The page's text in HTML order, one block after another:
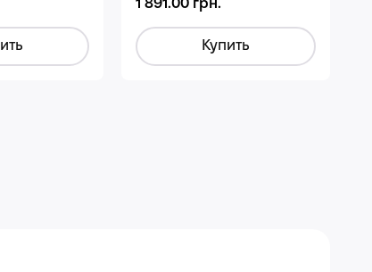
1 891.00 грн.
Купить